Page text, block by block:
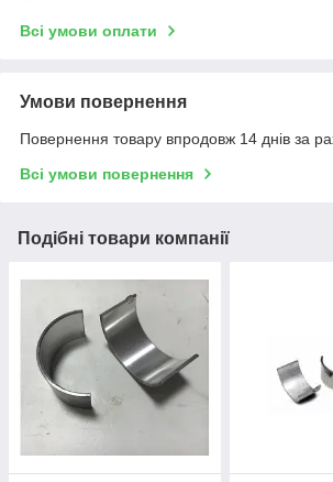
Всі умови оплати
Умови повернення
Повернення товару впродовж 14 днів за
Всі умови повернення
Подібні товари компанії